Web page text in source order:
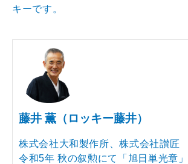
キーです。
藤井 薫（ロッキー藤井）
株式会社大和製作所、株式会社讃匠
令和5年 秋の叙勲にて「旭日単光章」